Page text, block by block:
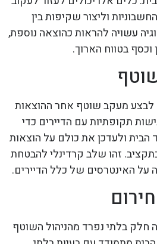
וליצור שקיפות בין
עשויה להראות כהוצאה נוספת,
בטווח הארוך.
לבצע מעקב שוטף אחר ההוצאות
תקופתיות עם הדיירים כדי
ולעדכן את כולם על הוצאות
זהו שלב קרדינלי להבטחת
על האינטרסים של כלל הדיירים.
חלק בלתי נפרד מהניהול השוטף